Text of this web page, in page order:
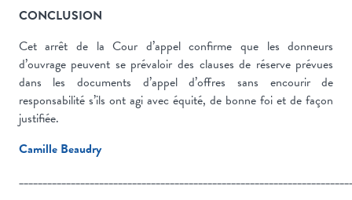
CONCLUSION
Cet arrêt de la Cour d’appel confirme que les donneurs
d’ouvrage peuvent se prévaloir des clauses de réserve prévues
dans les documents d’appel d’offres sans encourir de
responsabilité s’ils ont agi avec équité, de bonne foi et de façon
justifiée.
Camille Beaudry